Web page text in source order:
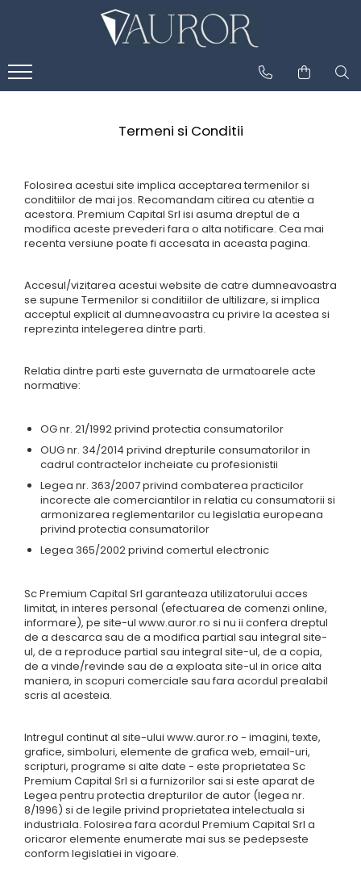
Termeni si Conditii
Folosirea acestui site implica acceptarea termenilor si
conditiilor de mai jos. Recomandam citirea cu atentie a
acestora. Premium Capital Srl isi asuma dreptul de a
modifica aceste prevederi fara o alta notificare. Cea mai
recenta versiune poate fi accesata in aceasta pagina.
Accesul/vizitarea acestui website de catre dumneavoastra
se supune Termenilor si conditiilor de ultilizare, si implica
acceptul explicit al dumneavoastra cu privire la acestea si
reprezinta intelegerea dintre parti.
Relatia dintre parti este guvernata de urmatoarele acte
normative:
OG nr. 21/1992 privind protectia consumatorilor
OUG nr. 34/2014 privind drepturile consumatorilor in
cadrul contractelor incheiate cu profesionistii
Legea nr. 363/2007 privind combaterea practicilor
incorecte ale comerciantilor in relatia cu consumatorii si
armonizarea reglementarilor cu legislatia europeana
privind protectia consumatorilor
Legea 365/2002 privind comertul electronic
Sc Premium Capital Srl garanteaza utilizatorului acces
limitat, in interes personal (efectuarea de comenzi online,
informare), pe site-ul www.auror.ro si nu ii confera dreptul
de a descarca sau de a modifica partial sau integral site-
ul, de a reproduce partial sau integral site-ul, de a copia,
de a vinde/revinde sau de a exploata site-ul in orice alta
maniera, in scopuri comerciale sau fara acordul prealabil
scris al acesteia.
Intregul continut al site-ului www.auror.ro - imagini, texte,
grafice, simboluri, elemente de grafica web, email-uri,
scripturi, programe si alte date - este proprietatea Sc
Premium Capital Srl si a furnizorilor sai si este aparat de
Legea pentru protectia drepturilor de autor (legea nr.
8/1996) si de legile privind proprietatea intelectuala si
industriala. Folosirea fara acordul Premium Capital Srl a
oricaror elemente enumerate mai sus se pedepseste
conform legislatiei in vigoare.